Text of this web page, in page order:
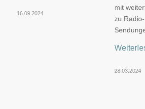
16.09.2024
mit
zu
28.03.2024